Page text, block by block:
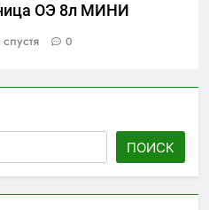
ОЭ 8л МИНИ
0
ПОИСК